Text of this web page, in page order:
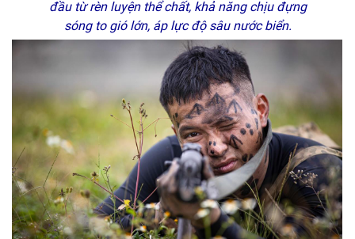
đầu từ rèn luyện thể chất, khả năng chịu đựng
sóng to gió lớn, áp lực độ sâu nước biển.